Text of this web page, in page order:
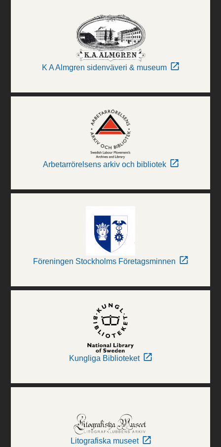
K A Almgren sidenväveri & museum
Arbetarrörelsens arkiv och bibliotek
Föreningen Stockholms Företagsminnen
Kungliga Biblioteket
Litografiska museet